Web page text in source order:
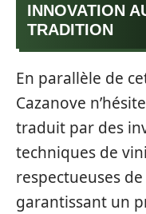
INNOVATION
TRADITION
En parallèle de
Cazanove
traduit par des
techniques de
respectueuses
garantissant un